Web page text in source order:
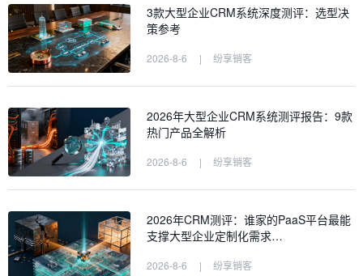
3款大型企业CRM系统深度测评：选型决
策参考
2026-8-6 | 纷享销客
2026年大型企业CRM系统测评报告：9款
热门产品全解析
2026-8-6 | 纷享销客
2026年CRM测评：谁家的PaaS平台最能
支撑大型企业定制化需求…
2026-8-6 | 纷享销客